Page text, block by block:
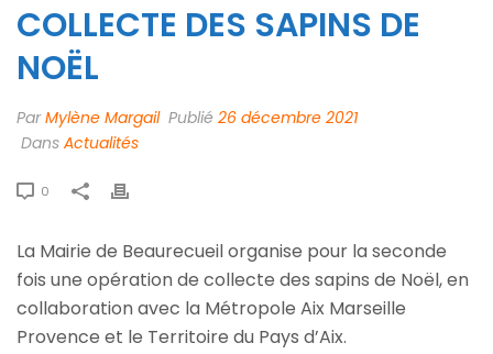
COLLECTE DES SAPINS DE
NOËL
ParMylène Margail Publié 26 décembre 2021
Dans Actualités
0
La Mairie de Beaurecueil organise pour la seconde
fois une opération de collecte des sapins de Noël, en
collaboration avec la Métropole Aix Marseille
Provence et le Territoire du Pays d’Aix.